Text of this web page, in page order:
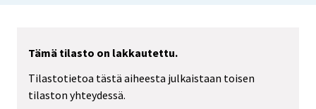
Tämä tilasto on lakkautettu.
Tilastotietoa tästä aiheesta julkaistaan toisen
tilaston yhteydessä.